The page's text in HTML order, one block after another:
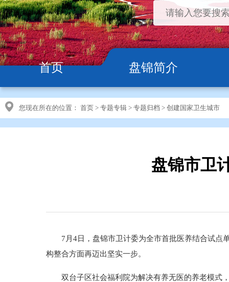
首页 盘锦简介
您现在所在的位置： 首页 > 专题专辑 > 专题归档 > 创建国家卫生城市
盘锦市卫
7月4日，盘锦市卫计委为全市首批医养结合试点
构整合方面再迈出坚实一步。
双台子区社会福利院为解决有养无医的养老模式，